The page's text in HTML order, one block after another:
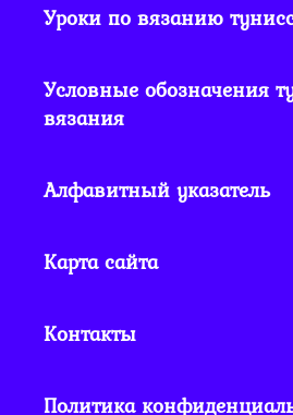
Уроки по вязанию
Условные обозначения
вязания
Алфавитный указатель
Карта сайта
Контакты
Политика